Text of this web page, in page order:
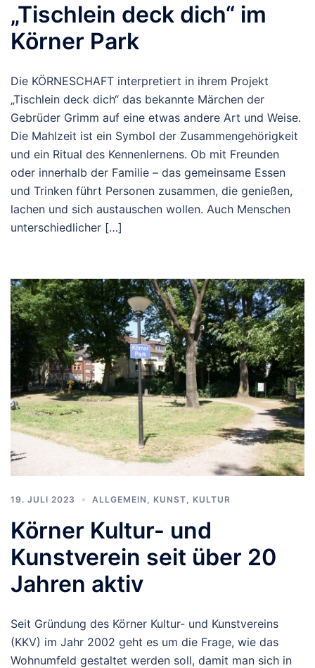
„Tischlein deck dich“ im
Körner Park
Die KÖRNESCHAFT interpretiert in ihrem Projekt
„Tischlein deck dich“ das bekannte Märchen der
Gebrüder Grimm auf eine etwas andere Art und Weise.
Die Mahlzeit ist ein Symbol der Zusammengehörigkeit
und ein Ritual des Kennenlernens. Ob mit Freunden
oder innerhalb der Familie – das gemeinsame Essen
und Trinken führt Personen zusammen, die genießen,
lachen und sich austauschen wollen. Auch Menschen
unterschiedlicher […]
19. JULI 2023 ALLGEMEIN KUNST, KULTUR
Körner Kultur- und
Kunstverein seit über 20
Jahren aktiv
Seit Gründung des Körner Kultur- und Kunstvereins
(KKV) im Jahr 2002 geht es um die Frage, wie das
Wohnumfeld gestaltet werden soll, damit man sich in